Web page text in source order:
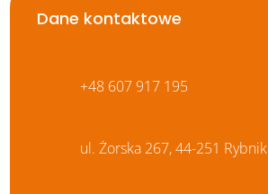
Dane kontaktowe
+48 607 917 195
ul. Żorska 267, 44-251 Rybnik